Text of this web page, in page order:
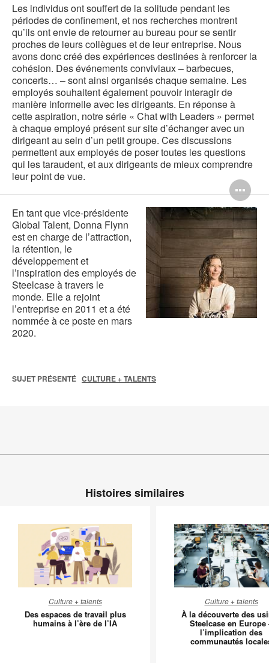
Les individus ont souffert de la solitude pendant les
périodes de confinement, et nos recherches montrent
qu’ils ont envie de retourner au bureau pour se sentir
proches de leurs collègues et de leur entreprise. Nous
avons donc créé des expériences destinées à renforcer la
cohésion. Des événements conviviaux – barbecues,
concerts… – sont ainsi organisés chaque semaine. Les
employés souhaitent également pouvoir interagir de
manière informelle avec les dirigeants. En réponse à
cette aspiration, notre série « Chat with Leaders » permet
à chaque employé présent sur site d’échanger avec un
dirigeant au sein d’un petit groupe. Ces discussions
permettent aux employés de poser toutes les questions
qui les taraudent, et aux dirigeants de mieux comprendre
leur point de vue.
de
En tant que vice-présidente
Global Talent, Donna Flynn
est en charge de l’attraction,
la rétention, le
développement et
l’inspiration des employés de
Steelcase à travers le
monde. Elle a rejoint
l’entreprise en 2011 et a été
nommée à ce poste en mars
2020.
SUJET PRÉSENTÉ CULTURE + TALENTS
Histoires similaires
espaces
de
Culture + talents
Des espaces de travail plus
humains à l’ère de l’IA
la
des
usines
Culture + talents
À la découverte des
Steelcase en Europe
l’implication des
communautés